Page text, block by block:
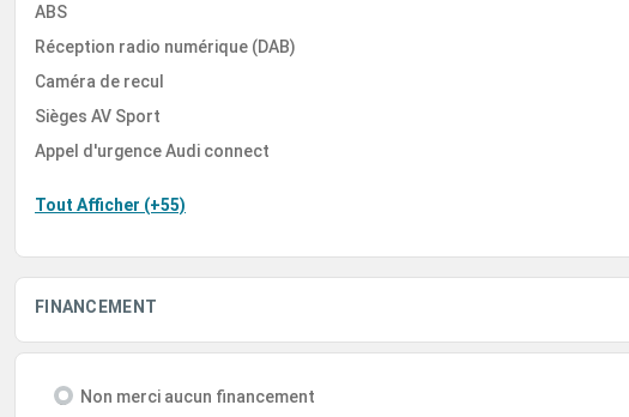
ABS
Réception radio numérique (DAB)
Caméra de recul
Sièges AV Sport
Appel d'urgence Audi connect
Tout Afficher (+55)
FINANCEMENT
Non merci aucun financement